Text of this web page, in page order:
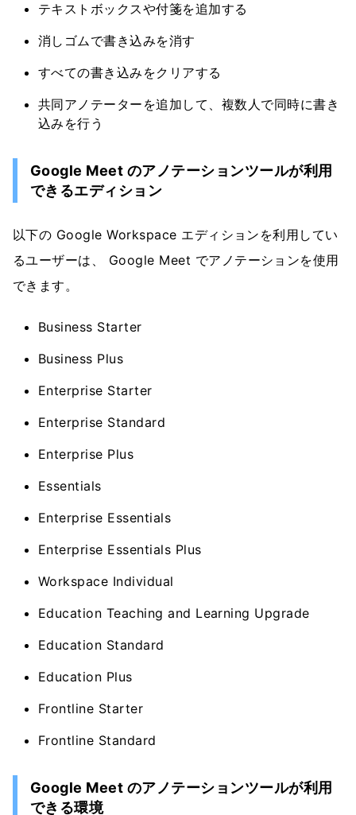
テキストボックスや付箋を追加する
消しゴムで書き込みを消す
すべての書き込みをクリアする
共同アノテーターを追加して、複数人で同時に書き
込みを行う
Google Meet のアノテーションツールが利用
できるエディション
以下の Google Workspace エディションを利用してい
るユーザーは、 Google Meet でアノテーションを使用
できます。
Business Starter
Business Plus
Enterprise Starter
Enterprise Standard
Enterprise Plus
Essentials
Enterprise Essentials
Enterprise Essentials Plus
Workspace Individual
Education Teaching and Learning Upgrade
Education Standard
Education Plus
Frontline Starter
Frontline Standard
Google Meet のアノテーションツールが利用
できる環境